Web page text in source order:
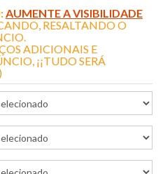
AUMENTE A VISIBILIDADE
RESALTANDO O
ADICIONAIS E
¡¡TUDO SERÁ